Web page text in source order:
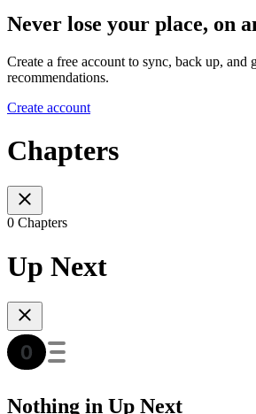
Never lose your place, on
Create a free account to sync, back up, and
recommendations.
Create account
Chapters
0 Chapters
Up Next
Nothing in Up Next